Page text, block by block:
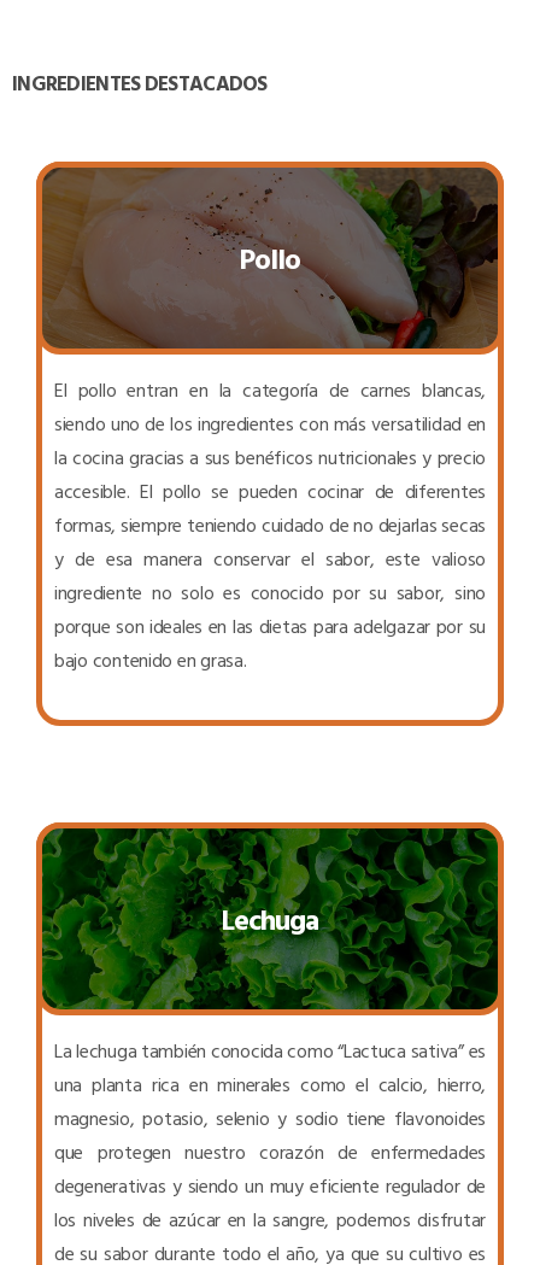
INGREDIENTES DESTACADOS
Pollo
El pollo entran en la categoría de carnes blancas,
siendo uno de los ingredientes con más versatilidad en
la cocina gracias a sus benéficos nutricionales y precio
accesible. El pollo se pueden cocinar de diferentes
formas, siempre teniendo cuidado de no dejarlas secas
y de esa manera conservar el sabor, este valioso
ingrediente no solo es conocido por su sabor, sino
porque son ideales en las dietas para adelgazar por su
bajo contenido en grasa.
Lechuga
La lechuga también conocida como “Lactuca sativa” es
una planta rica en minerales como el calcio, hierro,
magnesio, potasio, selenio y sodio tiene flavonoides
que protegen nuestro corazón de enfermedades
degenerativas y siendo un muy eficiente regulador de
los niveles de azúcar en la sangre, podemos disfrutar
de su sabor durante todo el año, ya que su cultivo es